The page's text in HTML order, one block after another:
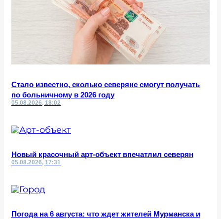
Стало известно, сколько северяне смогут получать
по больничному в 2026 году
05.08.2026, 18:02
Новый красочный арт-объект впечатлил северян
05.08.2026, 17:31
Погода на 6 августа: что ждет жителей Мурманска и